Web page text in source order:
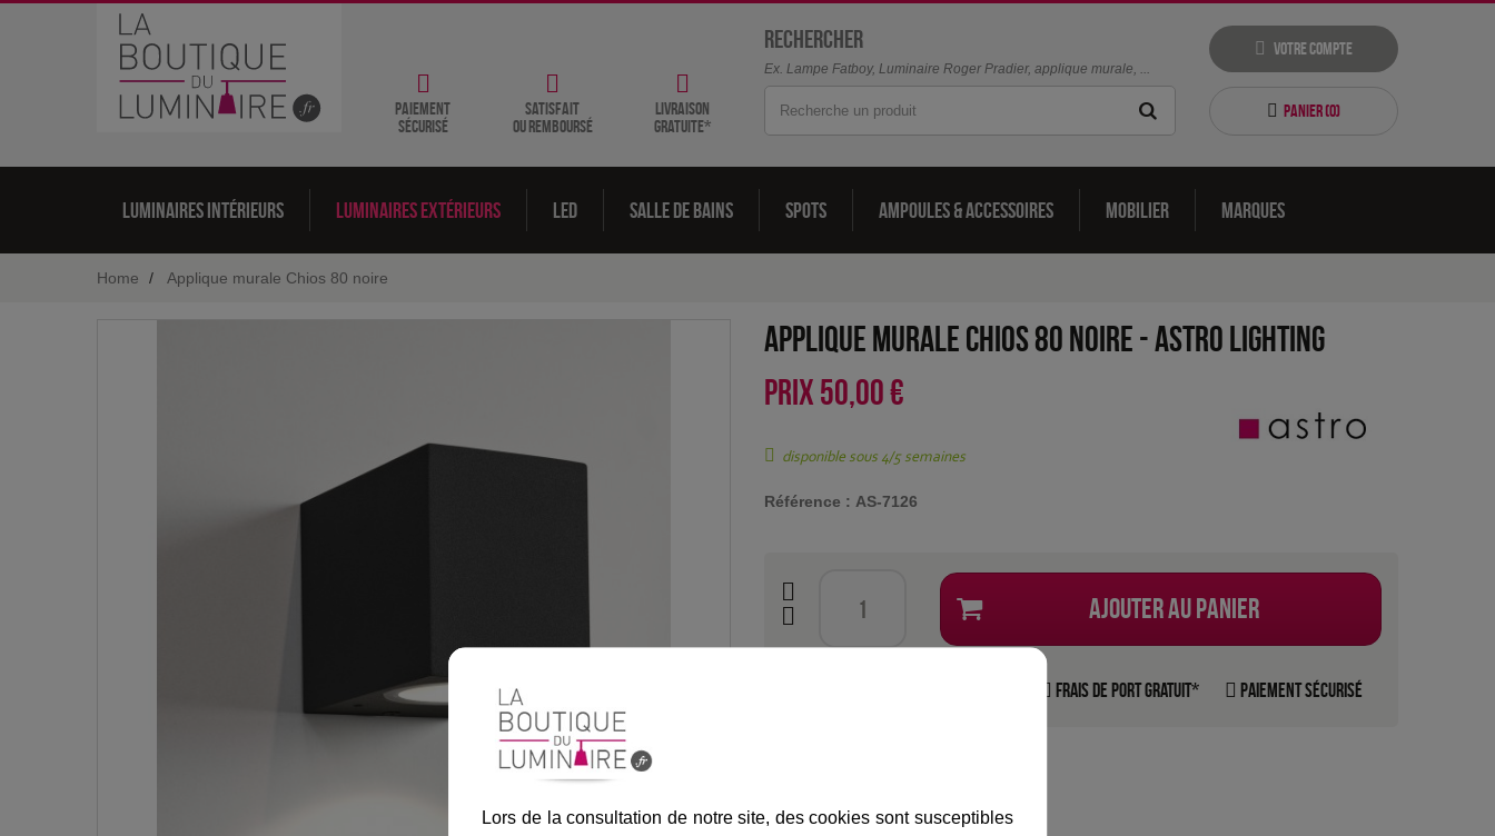
Paiement
sécurisé
satisfait
ou remboursé
livraison
gratuite*
Rechercher
Ex. Lampe Fatboy, Luminaire Roger Pradier, applique murale, ...
Votre compte
Panier (0)
Luminaires intérieurs Luminaires extérieurs LED Salle de bains Spots Ampoules & accessoires Mobilier Marques
Home Applique murale Chios 80 noire
Applique murale Chios 80 noire -Astro Lighting
PRIX 50,00 €
disponible sous 4/5 semaines
Référence : AS-7126
Ajouter au panier
Frais de port gratuit* Paiement sécurisé
Lors de la consultation de notre site, des cookies sont susceptibles